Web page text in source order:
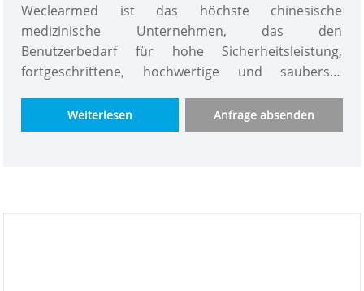
Weclearmed ist das höchste chinesische
medizinische Unternehmen, das den
Benutzerbedarf für hohe Sicherheitsleistung,
fortgeschrittene, hochwertige und sauberste
ein medizinisches multifunktionales Nachtgerät
entwickelt, das den Benutzerbedürfnissen perfekt
Weiterlesen Anfrage absenden